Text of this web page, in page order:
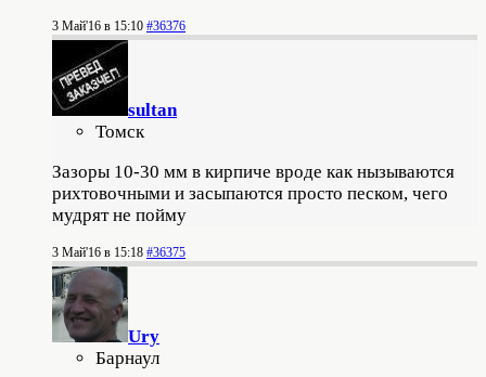
3 Май'16 в 15:10 #36376
sultan
Томск
Зазоры 10-30 мм в кирпиче вроде как нызываются
рихтовочными и засыпаются просто песком, чего
мудрят не пойму
3 Май'16 в 15:18 #36375
Ury
Барнаул